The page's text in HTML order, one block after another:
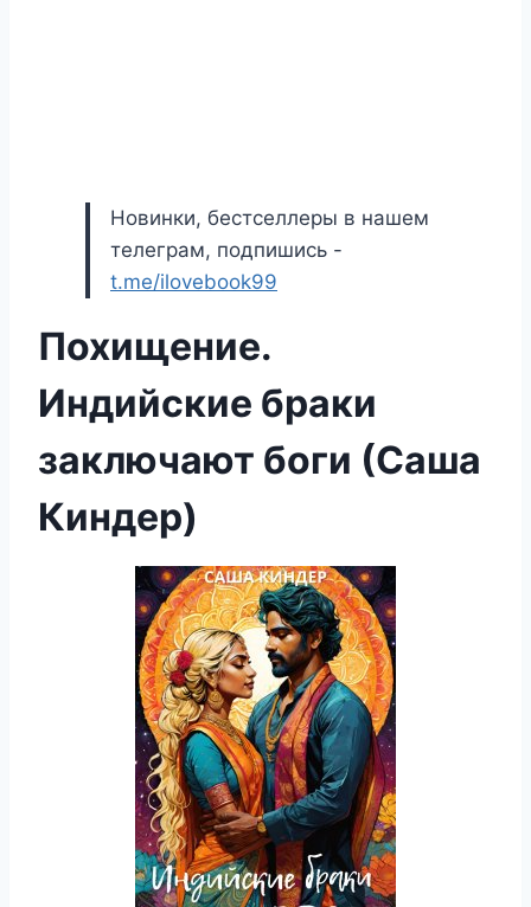
Новинки, бестселлеры в нашем
телеграм, подпишись -
t.me/ilovebook99
Похищение.
Индийские браки
заключают боги (Саша
Киндер)